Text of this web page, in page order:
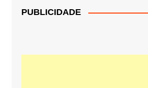
PUBLICIDADE